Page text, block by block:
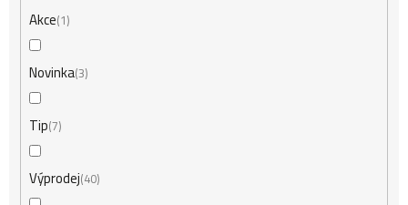
Akce 1
Novinka3
Tip 7
Výprodej 40